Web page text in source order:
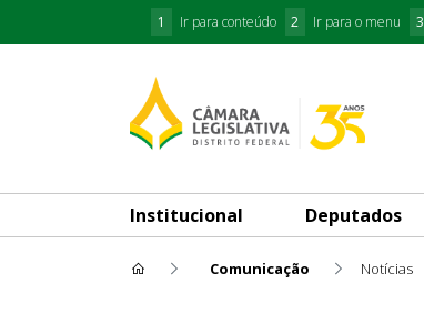
1 Ir para conteúdo 2 Ir para o menu 3
Institucional Deputados
Comunicação Notícias